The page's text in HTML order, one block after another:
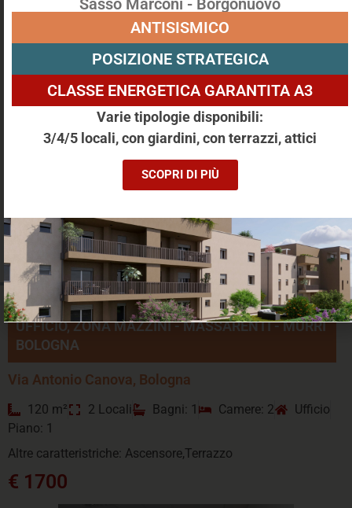
Via Emilia Levante, Bologna
1 Locali Bagni: 1
Camere: 1
AppartamentoPiano: 3
€ 450
UFFICIO, ZONA MAZZINI - MASSARENTI - MURRI
BOLOGNA
Via Antonio Canova, Bologna
120 m² 2 Locali Bagni: 1 Camere: 2
Ufficio
Piano: 1
Altre caratteristriche: Ascensore,Terrazzo
€ 1700
ANTISISMICO
POSIZIONE STRATEGICA
CLASSE ENERGETICA GARANTITA A3
Varie tipologie disponibili:
3/4/5 locali, con giardini, con terrazzi, attici
SCOPRI DI PIÙ